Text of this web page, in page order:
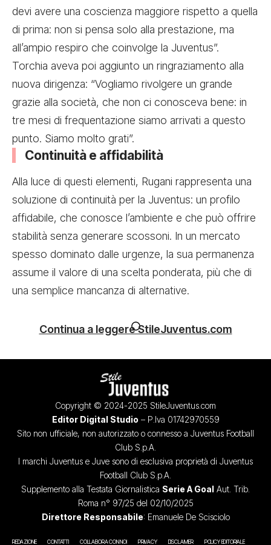
devi avere una coscienza maggiore rispetto a quella
di prima: non si pensa solo alla prestazione, ma
all’ampio respiro che coinvolge la Juventus”.
Torchia aveva poi aggiunto un ringraziamento alla
nuova dirigenza: “Vogliamo rivolgere un grande
grazie alla società, che non ci conosceva bene: in
tre mesi di frequentazione siamo arrivati a questo
punto. Siamo molto grati”.
Continuità e affidabilità
Alla luce di questi elementi, Rugani rappresenta una
soluzione di continuità per la Juventus: un profilo
affidabile, che conosce l’ambiente e che può offrire
stabilità senza generare scossoni. In un mercato
spesso dominato dalle urgenze, la sua permanenza
assume il valore di una scelta ponderata, più che di
una semplice mancanza di alternative.
Continua a leggere StileJuventus.com
Copyright © 2024-2025 StileJuventus.com
Editor Digital Studio – P.Iva 01742970559
Sito non ufficiale, non autorizzato o connesso a Juventus Football
Club S.p.A.
I marchi Juventus e Juve sono di esclusiva proprietà di Juventus
Football Club S.p.A.
Supplemento alla Testata Giornalistica Serie A Goal Aut. Trib.
Roma n° 97/25 del 02/10/2025
Direttore Responsabile: Emanuele De Scisciolo
REDAZIONE CONTATTI COLLABORA CON NOI PRIVACY DISCLAIMER POLICY EDITORIALE